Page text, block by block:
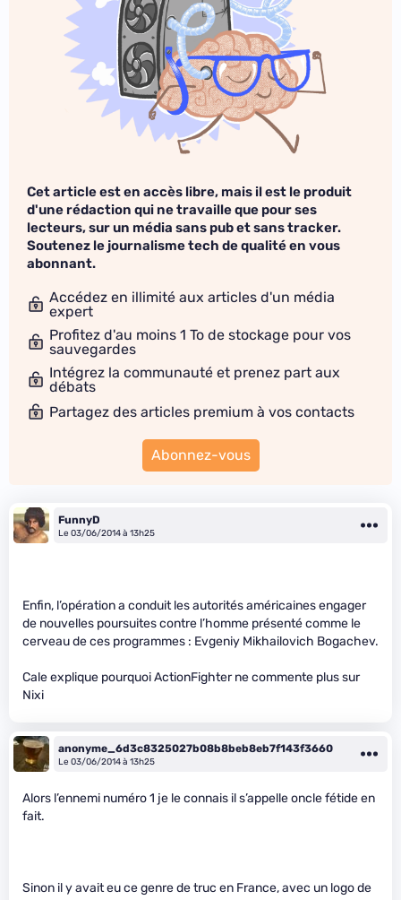
Cet article est en accès libre, mais il est le produit
d'une rédaction qui ne travaille que pour ses
lecteurs, sur un média sans pub et sans tracker.
Soutenez le journalisme tech de qualité en vous
abonnant.
Accédez en illimité aux articles d'un média
expert
Profitez d'au moins 1 To de stockage pour vos
sauvegardes
Intégrez la communauté et prenez part aux
débats
Partagez des articles premium à vos contacts
Abonnez-vous
FunnyD
Le 03/06/2014 à 13h25
Enfin, l’opération a conduit les autorités américaines engager
de nouvelles poursuites contre l’homme présenté comme le
cerveau de ces programmes : Evgeniy Mikhailovich Bogachev.
Cale explique pourquoi ActionFighter ne commente plus sur
Nixi
anonyme_6d3c8325027b08b8beb8eb7f143f3660
Le 03/06/2014 à 13h25
Alors l’ennemi numéro 1 je le connais il s’appelle oncle fétide en
fait.
Sinon il y avait eu ce genre de truc en France, avec un logo de